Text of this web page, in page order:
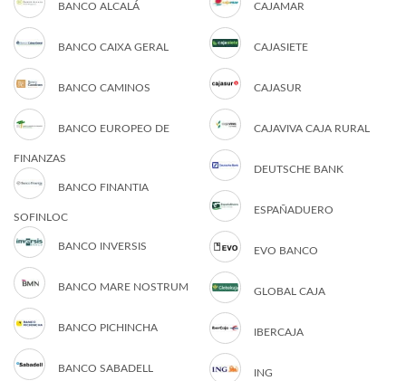
BANCO ALCALÁ
BANCO CAIXA GERAL
BANCO CAMINOS
BANCO EUROPEO DE
FINANZAS
BANCO FINANTIA
SOFINLOC
BANCO INVERSIS
BANCO MARE NOSTRUM
BANCO PICHINCHA
BANCO SABADELL
CAJAMAR
CAJASIETE
CAJASUR
CAJAVIVA CAJA RURAL
DEUTSCHE BANK
ESPAÑADUERO
EVO BANCO
GLOBAL CAJA
IBERCAJA
ING